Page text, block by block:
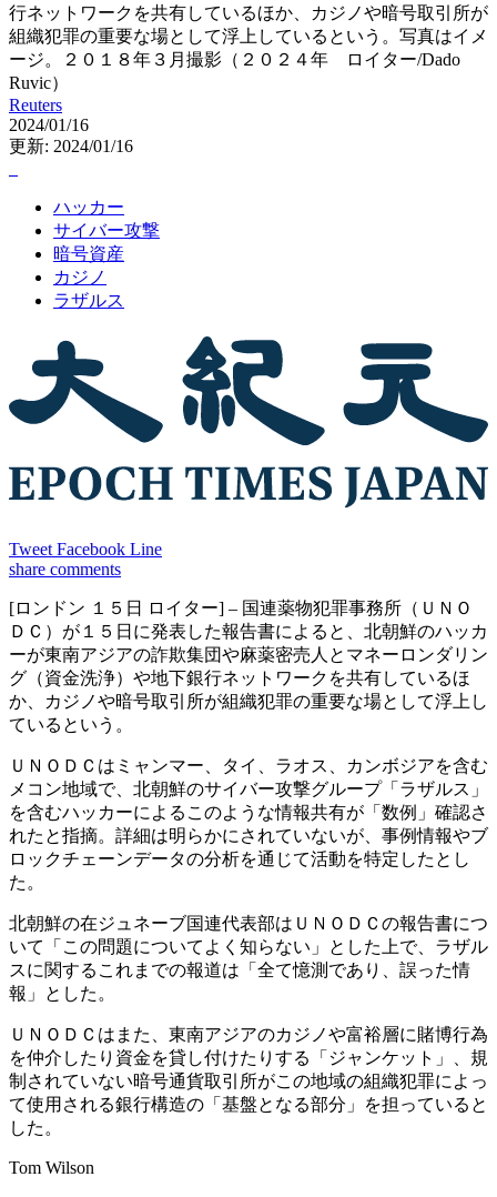
行ネットワークを共有しているほか、カジノや暗号取引所が
組織犯罪の重要な場として浮上しているという。写真はイメ
ージ。２０１８年３月撮影（２０２４年 ロイター/Dado
Ruvic）
Reuters
2024/01/16
更新: 2024/01/16
ハッカー
サイバー攻撃
暗号資産
カジノ
ラザルス
Tweet Facebook Line
share comments
[ロンドン １５日 ロイター] – 国連薬物犯罪事務所（ＵＮＯ
ＤＣ）が１５日に発表した報告書によると、北朝鮮のハッカ
ーが東南アジアの詐欺集団や麻薬密売人とマネーロンダリン
グ（資金洗浄）や地下銀行ネットワークを共有しているほ
か、カジノや暗号取引所が組織犯罪の重要な場として浮上し
ているという。
ＵＮＯＤＣはミャンマー、タイ、ラオス、カンボジアを含む
メコン地域で、北朝鮮のサイバー攻撃グループ「ラザルス」
を含むハッカーによるこのような情報共有が「数例」確認さ
れたと指摘。詳細は明らかにされていないが、事例情報やブ
ロックチェーンデータの分析を通じて活動を特定したとし
た。
北朝鮮の在ジュネーブ国連代表部はＵＮＯＤＣの報告書につ
いて「この問題についてよく知らない」とした上で、ラザル
スに関するこれまでの報道は「全て憶測であり、誤った情
報」とした。
ＵＮＯＤＣはまた、東南アジアのカジノや富裕層に賭博行為
を仲介したり資金を貸し付けたりする「ジャンケット」、規
制されていない暗号通貨取引所がこの地域の組織犯罪によっ
て使用される銀行構造の「基盤となる部分」を担っていると
した。
Tom Wilson